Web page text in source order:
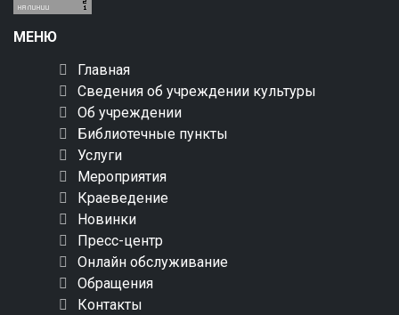
МЕНЮ
Главная
Сведения об учреждении культуры
Об учреждении
Библиотечные пункты
Услуги
Мероприятия
Краеведение
Новинки
Пресс-центр
Онлайн обслуживание
Обращения
Контакты